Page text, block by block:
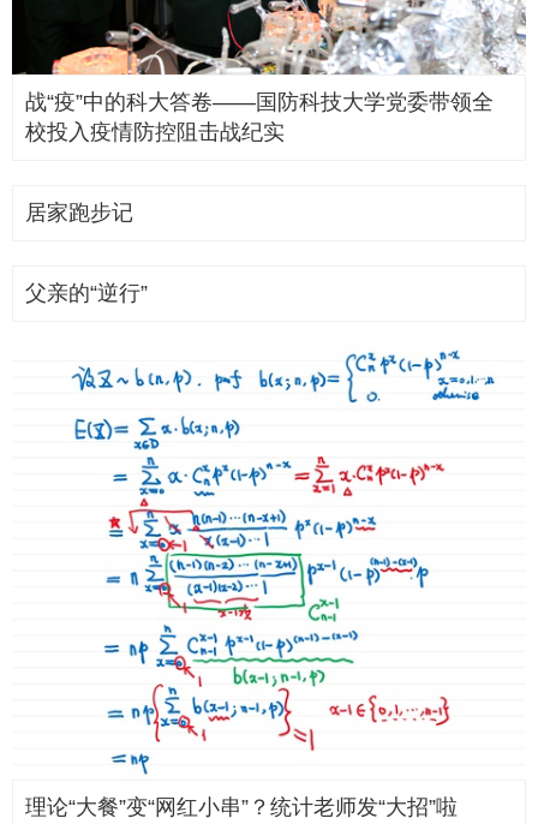
战“疫”中的科大答卷——国防科技大学党委带领全
校投入疫情防控阻击战纪实
居家跑步记
父亲的“逆行”
理论“大餐”变“网红小串”？统计老师发“大招”啦